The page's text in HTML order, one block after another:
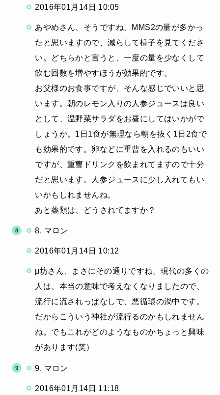
2016年01月14日 10:05
あやめさん、そうですね、MMS2の量が多かっ
たと思いますので、減らして様子を見てくださ
い。どちらかと言うと、一度の量を少なくして
飲む回数を増やすほうが効果的です。
お父様のお食事ですが、そんな感じでいいと思
います。朝のレモン入りの人参ジュースは良い
として、温野菜サラダをお昼にしてはいかがで
しょうか。1日1食が無理なら朝を抜く1日2食で
も効果的です。卵などに重曹を入れるのもいい
ですが、重曹ドリンクを飲まれてますので十分
だと思います。人参ジュースに少し入れてもい
いかもしれませんね。
あと薬類は、どうされてますか？
8. マロン
2016年01月14日 10:12
μ坊さん、まさにその通りですね。現代の多くの
人は、本当の意味で考えなくなりましたので、
流行に流されっぱなしで、悪循環の渦中です。
だからこういう神社が流行るのかもしれません
ね。でもこれがどのようなものかちょっと興味
があります(笑）
9. マロン
2016年01月14日 11:18